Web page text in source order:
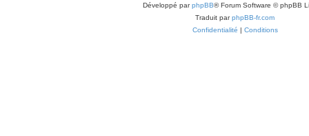
Développé parphpBB® Forum Software © phpBB
Traduit parphpBB-fr.com
Confidentialité | Conditions